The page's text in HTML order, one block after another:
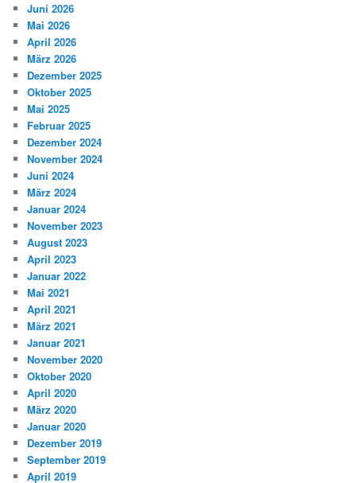
Juni 2026
Mai 2026
April 2026
März 2026
Dezember 2025
Oktober 2025
Mai 2025
Februar 2025
Dezember 2024
November 2024
Juni 2024
März 2024
Januar 2024
November 2023
August 2023
April 2023
Januar 2022
Mai 2021
April 2021
März 2021
Januar 2021
November 2020
Oktober 2020
April 2020
März 2020
Januar 2020
Dezember 2019
September 2019
April 2019